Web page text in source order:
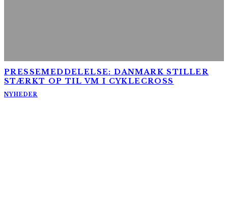
PRESSEMEDDELELSE: DANMARK STILLER
STÆRKT OP TIL VM I CYKLECROSS
NYHEDER